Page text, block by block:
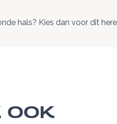
hals? Kies dan voor dit
OOK
van de carrousel is
slaan te gaan